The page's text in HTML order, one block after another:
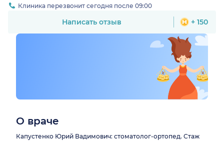
Клиника перезвонит сегодня после 09:00
Написать отзыв + 150
О враче
Капустенко Юрий Вадимович: стоматолог-ортопед. Стаж